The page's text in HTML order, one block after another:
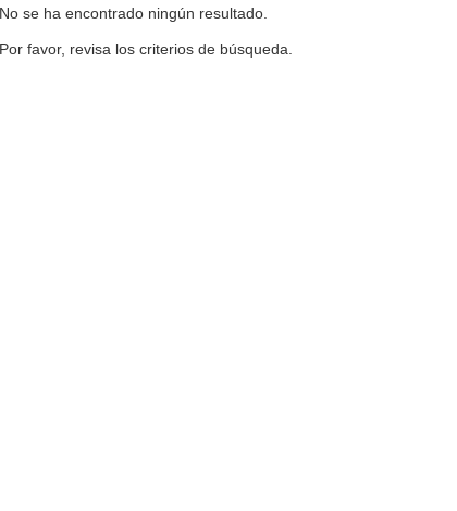
No se ha encontrado ningún resultado.
Por favor, revisa los criterios de búsqueda.